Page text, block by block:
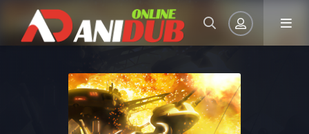
Авторизация